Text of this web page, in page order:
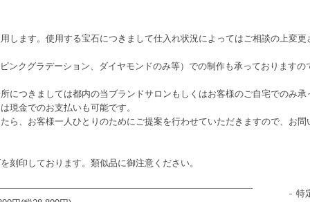
します。使用する宝石につきまして仕入れ状況によってはご相談の上変更
クグラデーション、ダイヤモンドのみ等）での制作も承っておりますの
につきましては都内の当ブランドサロンもしくはお客様のご自宅でのみ承
現金でのお支払いも可能です。
ら、お客様一人ひとりのためにご提案を行わせていただきますので、お問
刻印しております。類似品に御注意ください。
特